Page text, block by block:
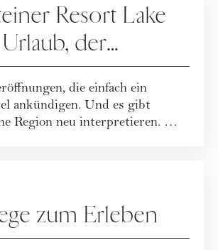
Resort Lake
der
neu definiert
die einfach ein
ankündigen. Und es gibt
Region neu interpretieren. Mit
zum Erleben